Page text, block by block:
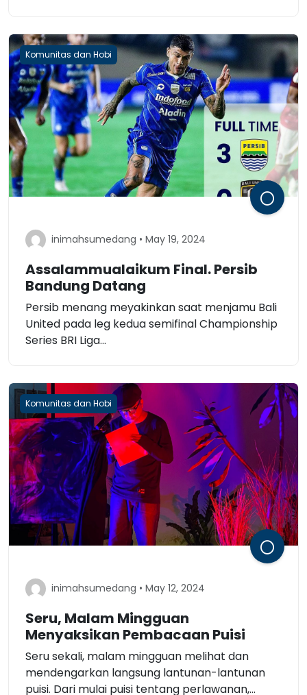
Komunitas dan Hobi
inimahsumedang • May 19, 2024
Assalammualaikum Final. Persib
Bandung Datang
Persib menang meyakinkan saat menjamu Bali
United pada leg kedua semifinal Championship
Series BRI Liga...
Komunitas dan Hobi
inimahsumedang • May 12, 2024
Seru, Malam Mingguan
Menyaksikan Pembacaan Puisi
Seru sekali, malam mingguan melihat dan
mendengarkan langsung lantunan-lantunan
puisi. Dari mulai puisi tentang perlawanan,...